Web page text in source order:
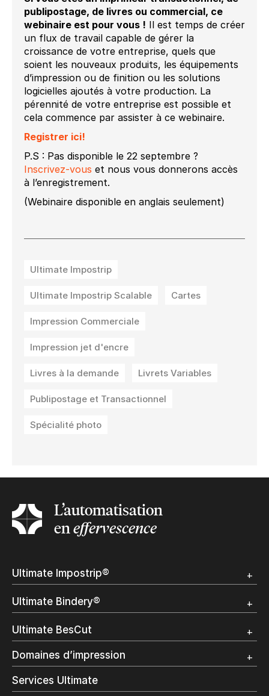
publipostage, de livres ou commercial, ce
webinaire est pour vous ! Il est temps de créer
un flux de travail capable de gérer la
croissance de votre entreprise, quels que
soient les nouveaux produits, les équipements
d’impression ou de finition ou les solutions
logicielles ajoutés à votre production. La
pérennité de votre entreprise est possible et
cela commence par assister à ce webinaire.
Registrer ici!
P.S : Pas disponible le 22 septembre ?
Inscrivez-vous et nous vous donnerons accès
à l’enregistrement.
(Webinaire disponible en anglais seulement)
Ultimate Impostrip
Ultimate Impostrip Scalable Cartes
Impression Commerciale
Impression jet d'encre
Livres à la demande Livrets Variables
Publipostage et Transactionnel
Spécialité photo
L’automatisation
eneffervescence
Ultimate Impostrip®
Démo
Ultimate Bindery®
Démo
Témoignages clients
Ultimate BesCut
Apercu
Démo
Domaines d’impression
Publipostage et Transactionnel
Impression Commerciale
Services Ultimate